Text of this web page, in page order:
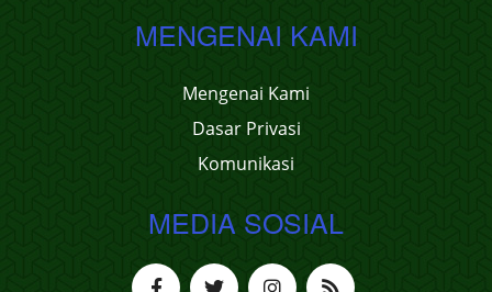
MENGENAI KAMI
Mengenai Kami
Dasar Privasi
Komunikasi
MEDIA SOSIAL